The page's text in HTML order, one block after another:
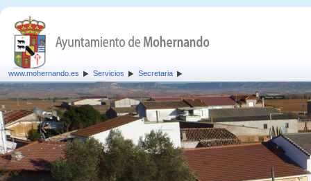
www.mohernando.es Servicios Secretaria